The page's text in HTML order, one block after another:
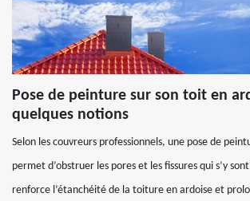
Pose de peinture sur son toit en
quelques notions
Selon les couvreurs professionnels, une pose de
permet d’obstruer les pores et les fissures qui s’y
renforce l’étanchéité de la toiture en ardoise et